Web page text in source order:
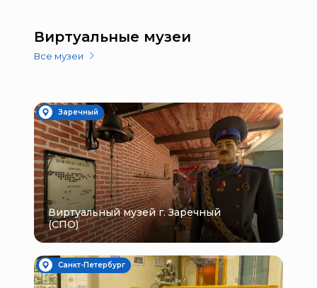
Виртуальные музеи
Все музеи
Заречный
Виртуальный музей г. Заречный
(СПО)
Санкт-Петербург